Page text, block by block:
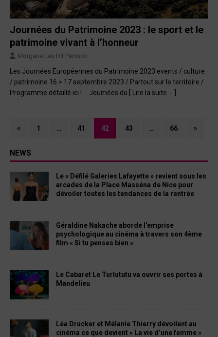
Journées du Patrimoine 2023 : le sport et le
patrimoine vivant à l’honneur
Morgane Las Dit Peisson
Les Journées Européennes du Patrimoine 2023 events / culture
/ patrimoine 16 > 17 septembre 2023 / Partout sur le territoire /
Programme détaillé ici ! Journées du
[ Lire la suite … ]
« 1 … 41 42 43 … 66 »
NEWS
Le « Défilé Galeries Lafayette » revient sous les
arcades de la Place Masséna de Nice pour
dévoiler toutes les tendances de la rentrée
Géraldine Nakache aborde l’emprise
psychologique au cinéma à travers son 4ème
film « Si tu penses bien »
Le Cabaret Le Turlututu va ouvrir ses portes à
Mandelieu
Léa Drucker et Mélanie Thierry dévoilent au
cinéma ce que devient « La vie d’une femme »